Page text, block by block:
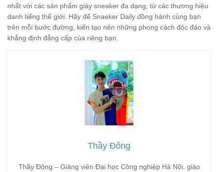
nhất với các sản phẩm giày sneaker đa dạng, từ các thương hiệu
danh tiếng thế giới. Hãy để Snaeker Daily đồng hành cùng bạn
trên mỗi bước đường, kiến tạo nên những phong cách độc đáo và
khẳng định đẳng cấp của riêng bạn.
Thầy Đông
Thầy Đông – Giảng viên Đại học Công nghiệp Hà Nội, giáo